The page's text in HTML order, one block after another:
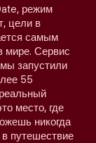
режим
цели в
самым
мире. Сервис
запустили
55
место, где
никогда
путешествие